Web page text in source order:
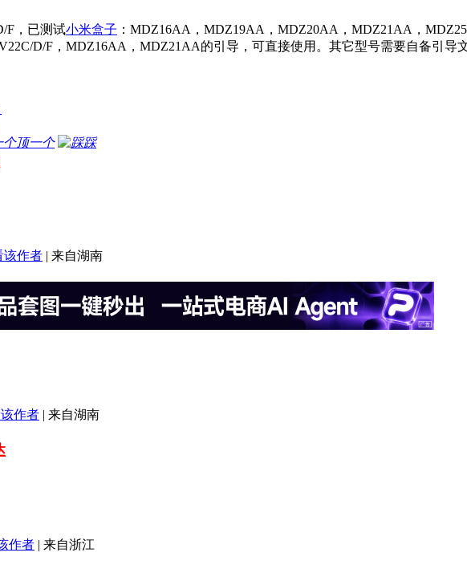
F，已测试小米盒子 ：MDZ16AA，MDZ19AA，MDZ20AA，MDZ21AA，
D/F，MDZ16AA，MDZ21AA的引导，可直接使用。其它型号需要自备引导
顶一个 踩
该作者 | 来自湖南
作者 | 来自湖南
作者 | 来自浙江